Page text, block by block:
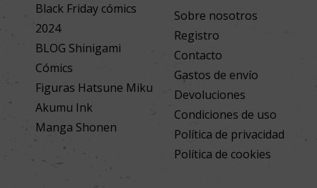
Black Friday cómics
2024
BLOG Shinigami
Cómics
Figuras Hatsune Miku
Akumu Ink
Manga Shonen
Sobre nosotros
Registro
Contacto
Gastos de envío
Devoluciones
Condiciones de uso
Política de privacidad
Política de cookies